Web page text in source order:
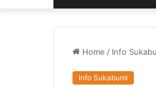
Home / Info
Info Sukabumi